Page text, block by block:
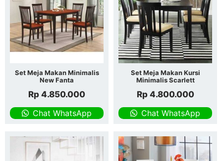
Set Meja Makan Minimalis
New Fanta
Rp 4.850.000
Chat WhatsApp
Set Meja Makan Kursi
Minimalis Scarlett
Rp4.800.000
Chat WhatsApp